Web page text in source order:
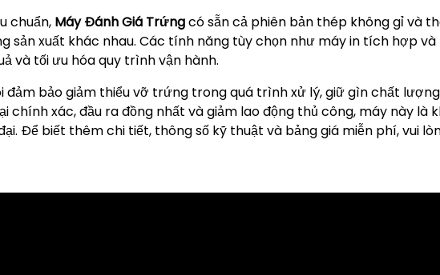
chuẩn, Máy Đánh Giá Trứngcó sẵn cả phiên bản thép không gỉ và
sản xuất khác nhau. Các tính năng tùy chọn như máy in tích hợp
và tối ưu hóa quy trình vận hành.
bảo giảm thiểu vỡ trứng trong quá trình xử lý, giữ gìn chất
chính xác, đầu ra đồng nhất và giảm lao động thủ công, máy này là
Để biết thêm chi tiết, thông số kỹ thuật và bảng giá miễn phí, vui